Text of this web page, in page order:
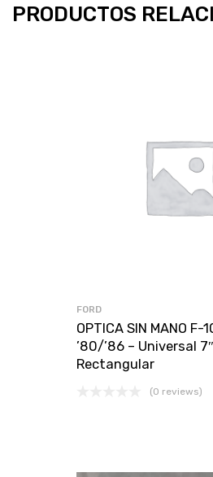
PRODUCTOS
FORD
OPTICA SIN MANO F-
’80/’86 – Universal 7″
Rectangular
(0 reviews)